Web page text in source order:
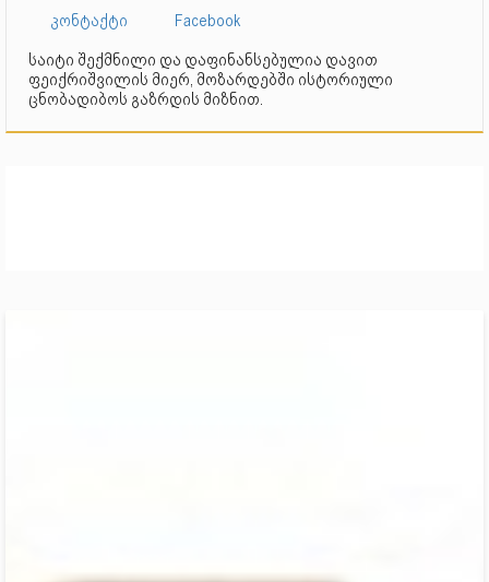
კონტაქტი
Facebook
საიტი შექმნილი და დაფინანსებულია დავით
ფეიქრიშვილის მიერ, მოზარდებში ისტორიული
ცნობადიბოს გაზრდის მიზნით.